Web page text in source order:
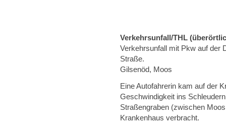
Verkehrsunfall/THL
Verkehrsunfall mit Pkw auf der
Straße.
Gilsenöd, Moos
Eine Autofahrerin kam auf der
Geschwindigkeit ins
Straßengraben (zwischen
Krankenhaus verbracht.